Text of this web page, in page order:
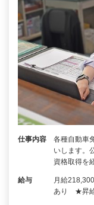
仕事内容
各種自動車
いします。
資格取得を
給与
月給
あり ★昇